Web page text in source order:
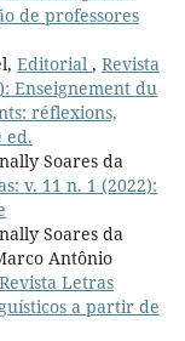
de professores
Editorial , Revista
Enseignement du
réflexions,
ed.
Soares da
v. 11 n. 1 (2022):
Soares da
Antônio
Revista Letras
a partir de